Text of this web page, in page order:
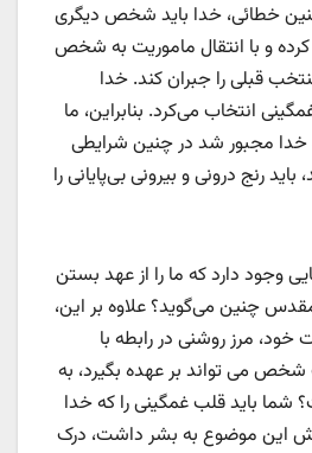
خطائی، خدا باید شخص دیگری
کرده و با انتقال ماموریت به شخص
قبلی را جبران کند. خدا
انتخاب می‌کرد. بنابراین، ما
خدا مجبور شد در چنین شرایطی
رنج درونی و بیرونی بی‌پایانی را
وجود دارد که ما را از عهد بستن
چنین می‌گوید؟ علاوه بر این،
مرز روشنی در رابطه با
می تواند بر عهده بگیرد، به
باید قلب غمگینی را که خدا
این موضوع به بشر داشت، درک